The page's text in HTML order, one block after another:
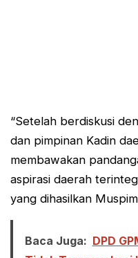
“Setelah berdiskusi
dan pimpinan Kadin
membawakan
aspirasi daerah
yang dihasilkan
Baca Juga: DPD